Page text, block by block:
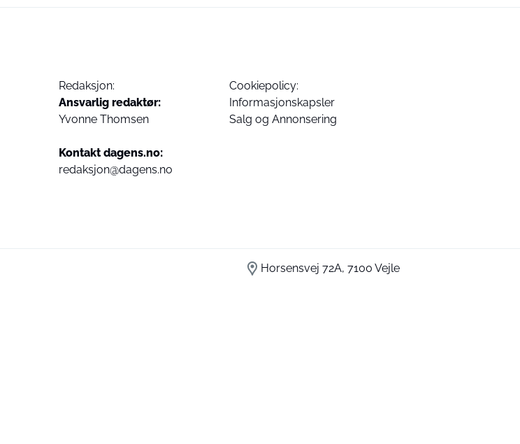
Redaksjon:
Ansvarlig redaktør:
Yvonne Thomsen
Kontakt dagens.no:
redaksjon@dagens.no
Cookiepolicy:
Informasjonskapsler
Salg og Annonsering
Horsensvej 72A, 7100 Vejle